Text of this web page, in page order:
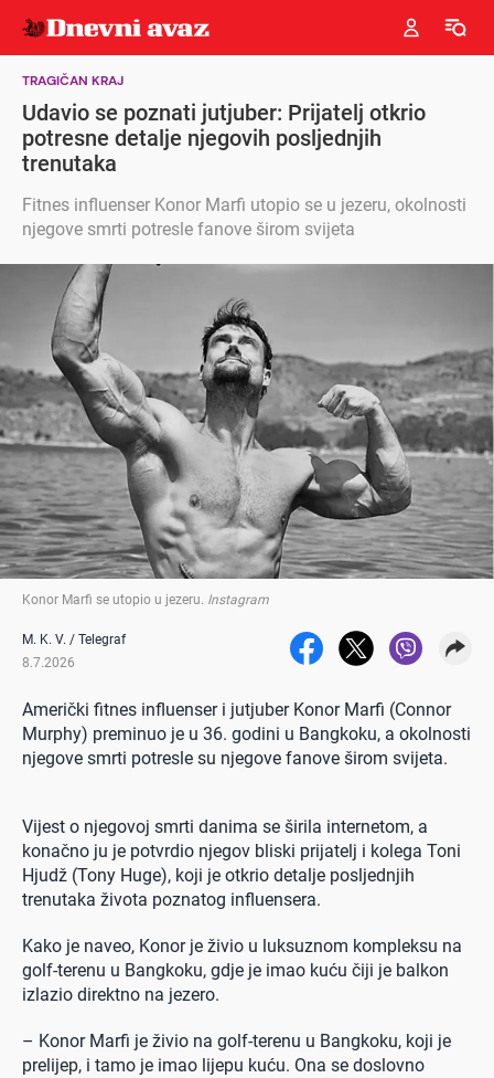
TRAGIČAN KRAJ
Udavio se poznati jutjuber: Prijatelj otkrio
potresne detalje njegovih posljednjih
trenutaka
Fitnes influenser Konor Marfi utopio se u jezeru, okolnosti
njegove smrti potresle fanove širom svijeta
Konor Marfi se utopio u jezeru. Instagram
M. K. V. / Telegraf
8.7.2026
Američki fitnes influenser i jutjuber Konor Marfi (Connor
Murphy) preminuo je u 36. godini u Bangkoku, a okolnosti
njegove smrti potresle su njegove fanove širom svijeta.
Vijest o njegovoj smrti danima se širila internetom, a
konačno ju je potvrdio njegov bliski prijatelj i kolega Toni
Hjudž (Tony Huge), koji je otkrio detalje posljednjih
trenutaka života poznatog influensera.
Kako je naveo, Konor je živio u luksuznom kompleksu na
golf-terenu u Bangkoku, gdje je imao kuću čiji je balkon
izlazio direktno na jezero.
– Konor Marfi je živio na golf-terenu u Bangkoku, koji je
prelijep, i tamo je imao lijepu kuću. Ona se doslovno